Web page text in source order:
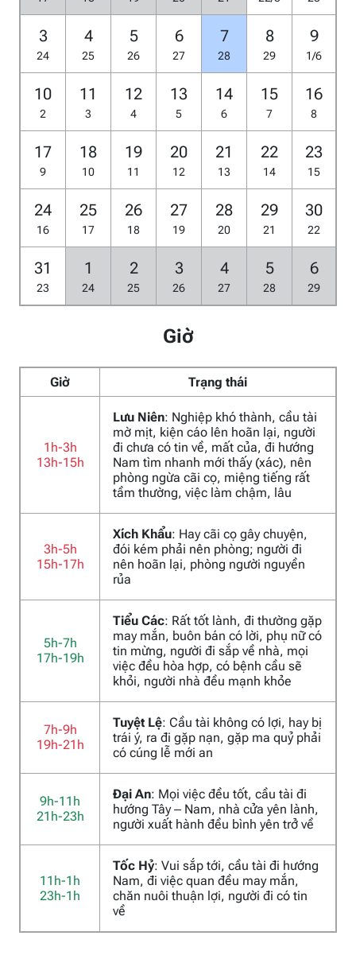
3
24
4
25
5
26
6
27
7
28
8
29
9
1/6
10
2
11
3
12
4
13
5
14
6
15
7
16
8
17
9
18
10
19
11
20
12
21
13
22
14
23
15
24
16
25
17
26
18
27
19
28
20
29
21
30
22
31
23
1
24
2
25
3
26
4
27
5
28
6
29
Giờ
Giờ Trạng thái
1h-3h
13h-15h
Lưu Niên: Nghiệp khó thành, cầu tài
mờ mịt, kiện cáo lên hoãn lại, người
đi chưa có tin về, mất của, đi hướng
Nam tìm nhanh mới thấy (xác), nên
phòng ngừa cãi cọ, miệng tiếng rất
tầm thường, việc làm chậm, lâu
3h-5h
15h-17h
Xích Khẩu: Hay cãi cọ gây chuyện,
đói kém phải nên phòng; người đi
nên hoãn lại, phòng người nguyền
rủa
5h-7h
17h-19h
Tiểu Các: Rất tốt lành, đi thường gặp
may mắn, buôn bán có lời, phụ nữ có
tin mừng, người đi sắp về nhà, mọi
việc đều hòa hợp, có bệnh cầu sẽ
khỏi, người nhà đều mạnh khỏe
7h-9h
19h-21h
Tuyệt Lệ: Cầu tài không có lợi, hay bị
trái ý, ra đi gặp nạn, gặp ma quỷ phải
có cúng lễ mới an
9h-11h
21h-23h
Đại An: Mọi việc đều tốt, cầu tài đi
hướng Tây – Nam, nhà cửa yên lành,
người xuất hành đều bình yên trở về
11h-1h
23h-1h
Tốc Hỷ: Vui sắp tới, cầu tài đi hướng
Nam, đi việc quan đều may mắn,
chăn nuôi thuận lợi, người đi có tin
về